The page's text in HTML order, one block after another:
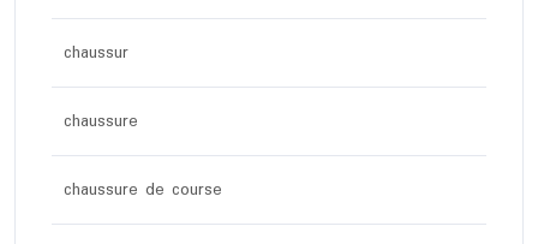
chaussur
chaussure
chaussure de course